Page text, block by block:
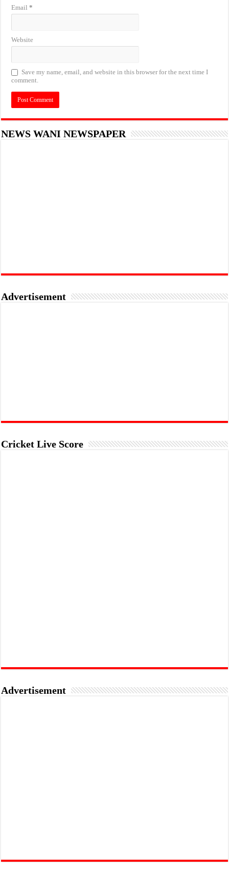
Email*
Website
Save my name, email, and website in this browser for the next time I
comment.
NEWS WANI NEWSPAPER
Advertisement
Cricket Live Score
Advertisement